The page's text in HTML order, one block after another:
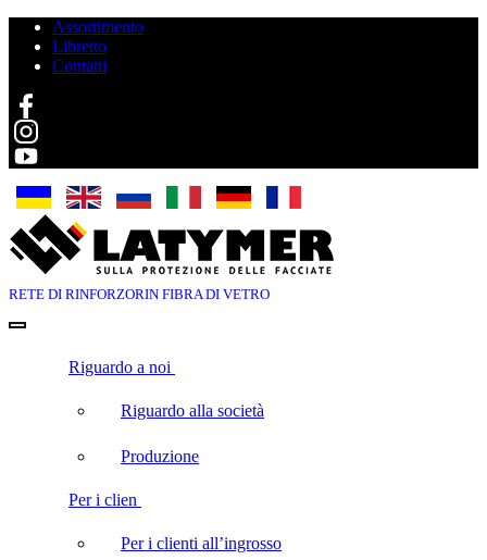
Assortimento
Libretto
Contatti
Search
RETE DI RINFORZORIN FIBRA DI VETRO
Riguardo a noi
Riguardo alla società
Produzione
Per i clien
Per i clienti all’ingrosso